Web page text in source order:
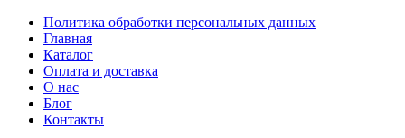
Политика обработки персональных данных
Главная
Каталог
Оплата и доставка
О нас
Блог
Контакты